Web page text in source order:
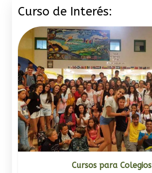
Curso de Interés:
Cursos para Colegios